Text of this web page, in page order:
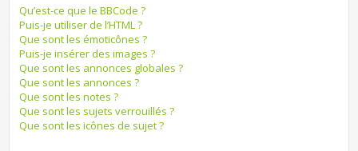
Qu’est-ce que le BBCode ?
Puis-je utiliser de l’HTML ?
Que sont les émoticônes ?
Puis-je insérer des images ?
Que sont les annonces globales ?
Que sont les annonces ?
Que sont les notes ?
Que sont les sujets verrouillés ?
Que sont les icônes de sujet ?